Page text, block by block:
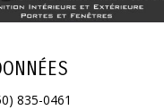
835-0461